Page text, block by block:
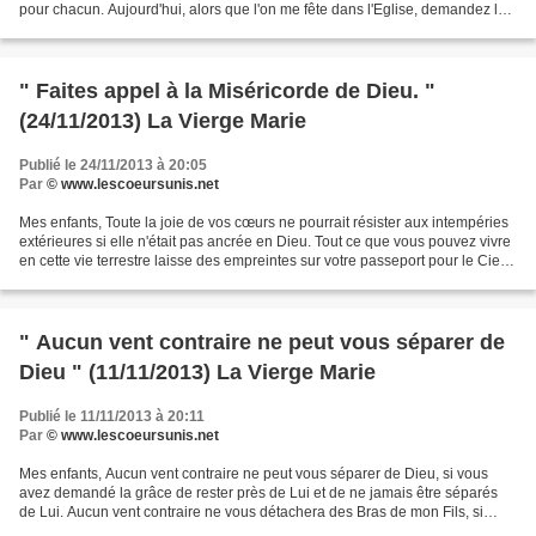
pour chacun. Aujourd'hui, alors que l'on me fête dans l'Eglise, demandez les
" Faites appel à la Miséricorde de Dieu. "
(24/11/2013) La Vierge Marie
Publié le 24/11/2013 à 20:05
Par © www.lescoeursunis.net
Mes enfants, Toute la joie de vos cœurs ne pourrait résister aux intempéries
extérieures si elle n'était pas ancrée en Dieu. Tout ce que vous pouvez vivre
en cette vie terrestre laisse des empreintes sur votre passeport pour le Ciel.
" Aucun vent contraire ne peut vous séparer de
Dieu " (11/11/2013) La Vierge Marie
Publié le 11/11/2013 à 20:11
Par © www.lescoeursunis.net
Mes enfants, Aucun vent contraire ne peut vous séparer de Dieu, si vous
avez demandé la grâce de rester près de Lui et de ne jamais être séparés
de Lui. Aucun vent contraire ne vous détachera des Bras de mon Fils, si